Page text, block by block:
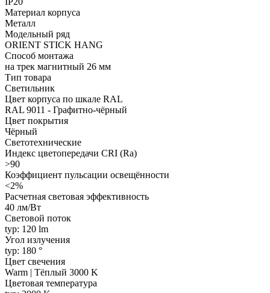
Материал корпуса
Металл
Модельный ряд
ORIENT STICK HANG
Способ монтажа
на трек магнитный 26 мм
Тип товара
Светильник
Цвет корпуса по шкале RAL
RAL 9011 - Графитно-чёрный
Цвет покрытия
Чёрный
Светотехнические
Индекс цветопередачи CRI (Ra)
>90
Коэффициент пульсации освещённости
<2%
Расчетная световая эффективность
40 лм/Вт
Световой поток
typ: 120 lm
Угол излучения
typ: 180 °
Цвет свечения
Warm | Тёплый 3000 K
Цветовая температура